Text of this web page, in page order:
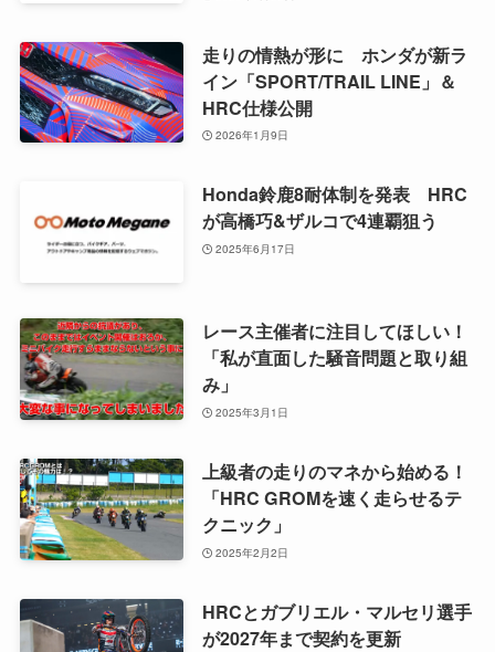
走りの情熱が形に ホンダが新ラ
イン「SPORT/TRAIL LINE」＆
HRC仕様公開
2026年1月9日
Honda鈴鹿8耐体制を発表 HRC
が高橋巧&ザルコで4連覇狙う
2025年6月17日
レース主催者に注目してほしい！
「私が直面した騒音問題と取り組
み」
2025年3月1日
上級者の走りのマネから始める！
「HRC GROMを速く走らせるテ
クニック」
2025年2月2日
HRCとガブリエル・マルセリ選手
が2027年まで契約を更新